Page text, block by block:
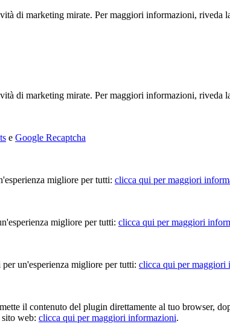
di marketing mirate. Per maggiori informazioni, riveda
di marketing mirate. Per maggiori informazioni, riveda
e Google Recaptcha
migliore per tutti: clicca qui per maggiori
migliore per tutti: clicca qui per maggiori
un'esperienza migliore per tutti: clicca qui per maggiori
il contenuto del plugin direttamente al tuo browser,
web: clicca qui per maggiori informazioni.